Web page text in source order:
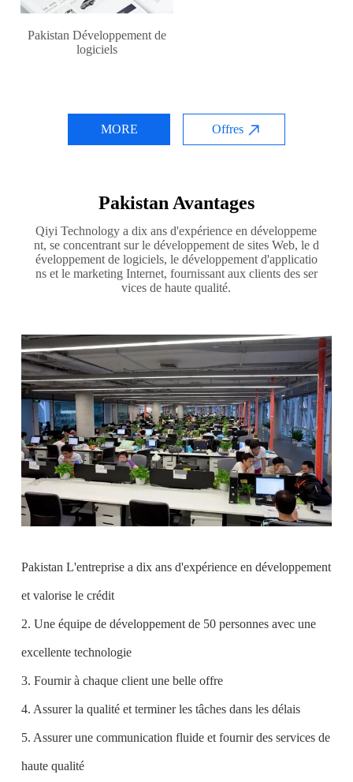
Pakistan Développement de
logiciels
MORE Offres
Pakistan Avantages
Qiyi Technology a dix ans d'expérience en développeme
nt, se concentrant sur le développement de sites Web, le d
éveloppement de logiciels, le développement d'applicatio
ns et le marketing Internet, fournissant aux clients des ser
vices de haute qualité.
Pakistan L'entreprise a dix ans d'expérience en développement
et valorise le crédit
2. Une équipe de développement de 50 personnes avec une
excellente technologie
3. Fournir à chaque client une belle offre
4. Assurer la qualité et terminer les tâches dans les délais
5. Assurer une communication fluide et fournir des services de
haute qualité